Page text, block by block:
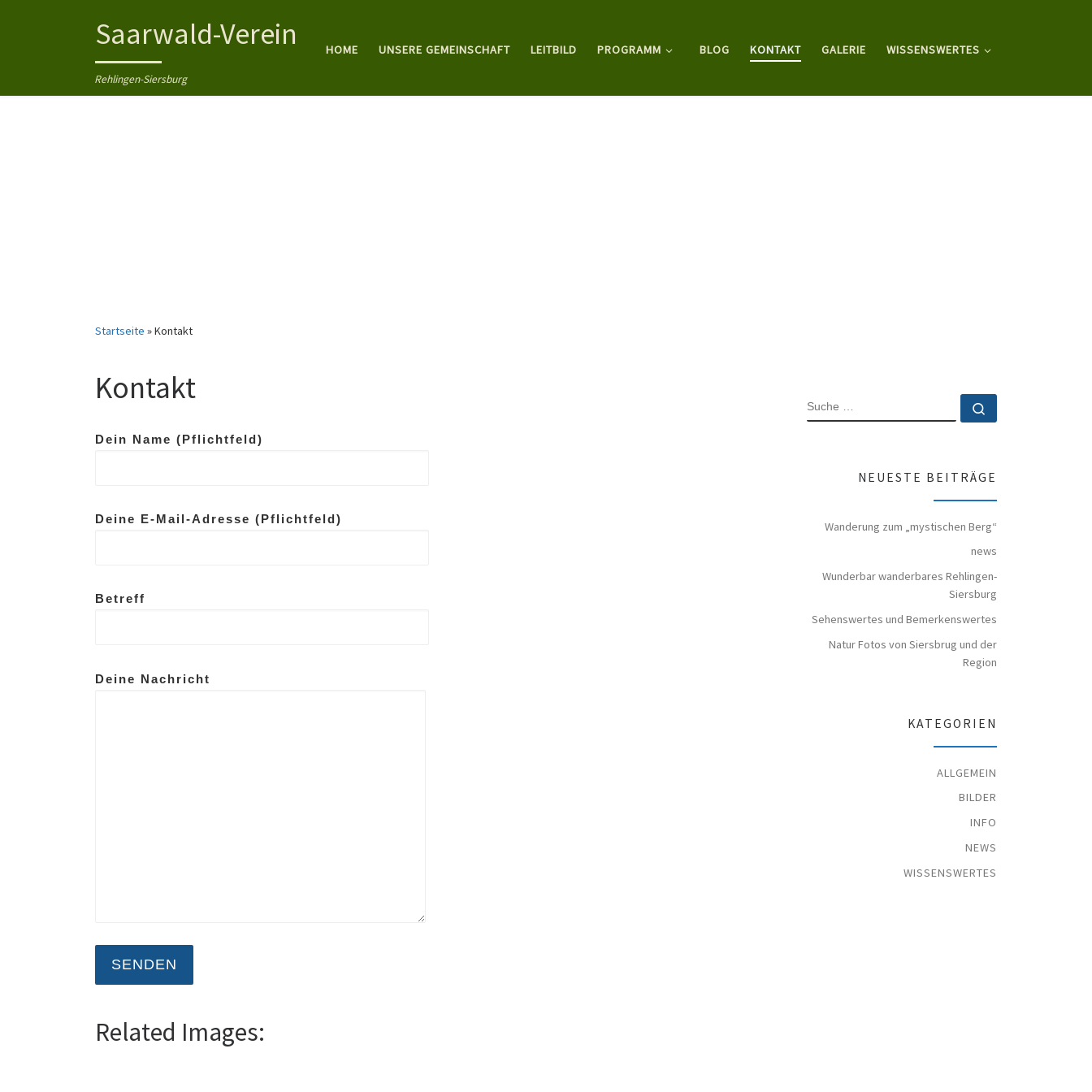
Zum Inhalt springenSaarwald-Verein
Rehlingen-Siersburg
HOME UNSERE GEMEINSCHAFT LEITBILD PROGRAMM BLOG KONTAKT GALERIE WISSENSWERTES
Startseite »Kontakt
Kontakt
Dein Name (Pflichtfeld)
Deine E-Mail-Adresse (Pflichtfeld)
Betreff
Deine Nachricht
Related Images:
SUCHE
NEUESTE BEITRÄGE
Wanderung zum „mystischen Berg“
news
Wunderbar wanderbares Rehlingen-
Siersburg
Sehenswertes und Bemerkenswertes
Natur Fotos von Siersbrug und der
Region
KATEGORIEN
ALLGEMEIN
BILDER
INFO
NEWS
WISSENSWERTES